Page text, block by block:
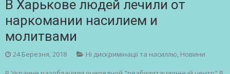
В Харькове людей лечили от
наркомании насилием и
молитвами
24 Березня, 2018 Ні дискримінації та насиллю, Новини